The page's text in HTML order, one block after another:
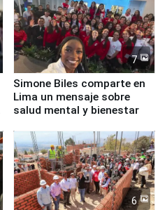
7
Simone Biles comparte en
Lima un mensaje sobre
salud mental y bienestar
6